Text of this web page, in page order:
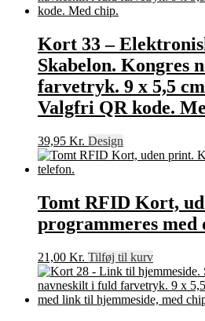
Kort 33 –
Skabelon. Kongres
farvetryk. 9 x 5,5
Valgfri QR kode.
39,95 Kr. Design
Tomt RFID Kort,
programmeres med
21,00 Kr. Tilføj til kurv